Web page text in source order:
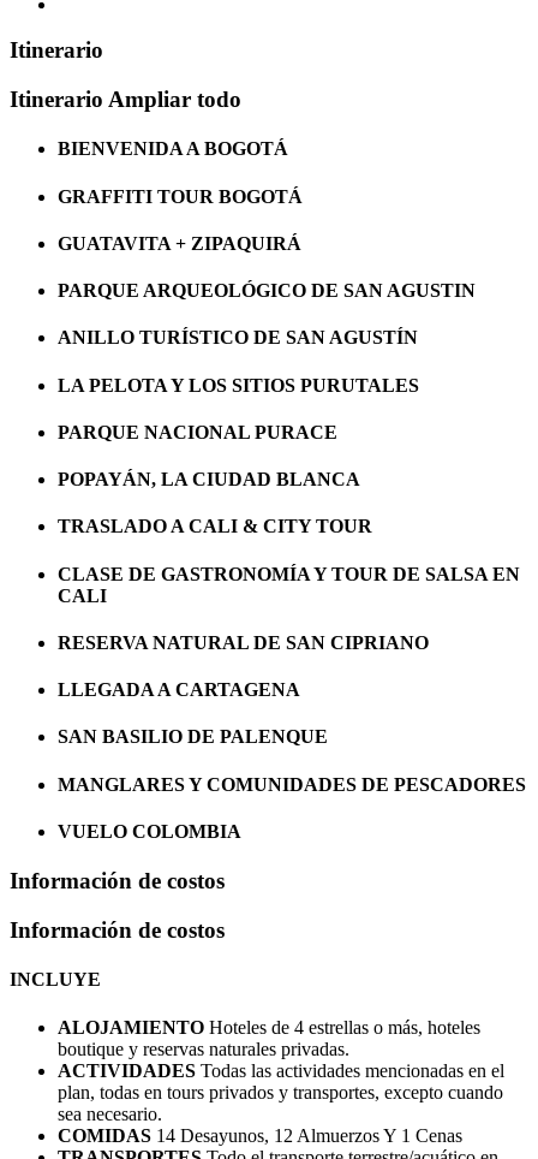
Itinerario
Itinerario Ampliar todo
BIENVENIDA A BOGOTÁ
GRAFFITI TOUR BOGOTÁ
GUATAVITA + ZIPAQUIRÁ
PARQUE ARQUEOLÓGICO DE SAN AGUSTIN
ANILLO TURÍSTICO DE SAN AGUSTÍN
LA PELOTA Y LOS SITIOS PURUTALES
PARQUE NACIONAL PURACE
POPAYÁN, LA CIUDAD BLANCA
TRASLADO A CALI & CITY TOUR
CLASE DE GASTRONOMÍA Y TOUR DE SALSA EN
CALI
RESERVA NATURAL DE SAN CIPRIANO
LLEGADA A CARTAGENA
SAN BASILIO DE PALENQUE
MANGLARES Y COMUNIDADES DE PESCADORES
VUELO COLOMBIA
Información de costos
Información de costos
INCLUYE
ALOJAMIENTO Hoteles de 4 estrellas o más, hoteles
boutique y reservas naturales privadas.
ACTIVIDADES Todas las actividades mencionadas en el
plan, todas en tours privados y transportes, excepto cuando
sea necesario.
COMIDAS 14 Desayunos, 12 Almuerzos Y 1 Cenas